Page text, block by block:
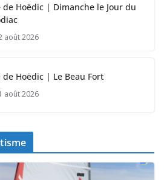
de Hoëdic | Dimanche le Jour du
août 2026
de Hoëdic | Le Beau Fort
août 2026